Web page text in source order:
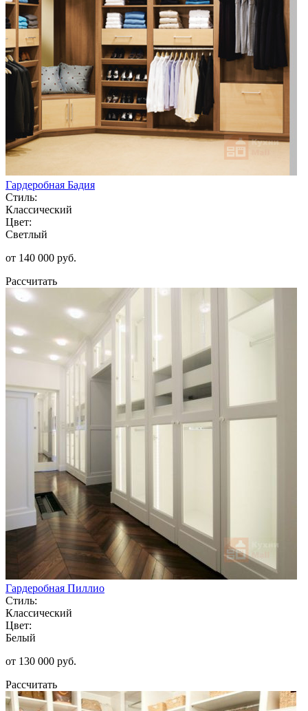
Гардеробная Бадия
Стиль:
Классический
Цвет:
Светлый
от 140 000 руб.
Рассчитать
Гардеробная Пиллио
Стиль:
Классический
Цвет:
Белый
от 130 000 руб.
Рассчитать